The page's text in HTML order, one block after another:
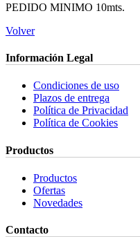
PEDIDO MINIMO 10mts.
Volver
Información Legal
Condiciones de uso
Plazos de entrega
Política de Privacidad
Política de Cookies
Productos
Productos
Ofertas
Novedades
Contacto